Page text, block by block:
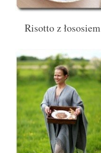
Risotto z łososiem